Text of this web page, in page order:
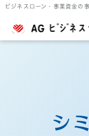
ビジネスローン・事業資金の
シ